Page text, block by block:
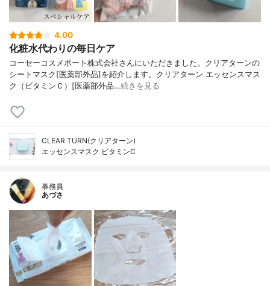
4.00
化粧水代わりの毎日ケア
コーセーコスメポート株式会社さんにいただきました。クリアターンの
シートマスク[医薬部外品]を紹介します。クリアターン エッセンスマス
ク（ビタミンＣ）[医薬部外品…続きを見る
CLEAR TURN(クリアターン)
エッセンスマスク ビタミンC
事務員
あづさ